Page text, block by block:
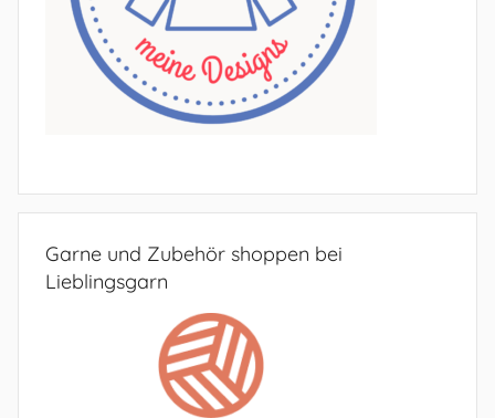
Garne und Zubehör shoppen bei
Lieblingsgarn